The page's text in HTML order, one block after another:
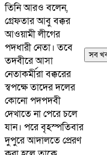
তিনি আরও বলেন,
গ্রেফতার আবু বক্কর
আওয়ামী লীগের
পদধারী নেতা। তবে
তদবীরে আসা
নেতাকর্মীরা বক্করের
স্বপক্ষে তাদের দলের
কোনো পদপদবী
দেখাতে না পেরে চলে
যান। পরে বৃহস্পতিবার
দুপুরে আদালতে প্রেরণ
সব